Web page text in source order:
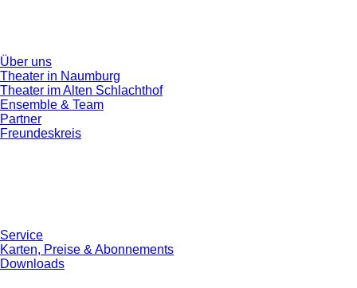
Über uns
Theater in Naumburg
Theater im Alten Schlachthof
Ensemble & Team
Partner
Freundeskreis
Service
Karten, Preise & Abonnements
Downloads